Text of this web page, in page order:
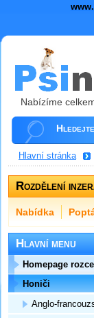
Nabízíme
Hlavní stránka
Rozdělení
Nabídka
Hlavní menu
Homepage
Honiči
Anglo-